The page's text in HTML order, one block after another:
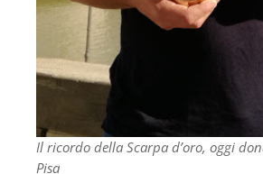
Il ricordo della Scarpa d’oro, oggi
Pisa